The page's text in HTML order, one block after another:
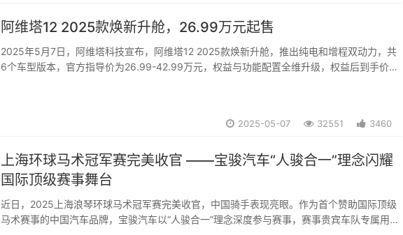
阿维塔12 2025款焕新升舱，26.99万元起售
2025年5月7日，阿维塔科技宣布，阿维塔12 2025款焕新升舱，推出纯电和增程双动力，共
6个车型版本，官方指导价为26.99-42.99万元，权益与功能配置全维升级，权益后到手价为
2025-05-07 32551 3460
上海环球马术冠军赛完美收官 ——宝骏汽车“人骏合一”理念闪耀
国际顶级赛事舞台
近日，2025上海浪琴环球马术冠军赛完美收官，中国骑手表现亮眼。作为首个赞助国际顶级
马术赛事的中国汽车品牌，宝骏汽车以“人骏合一”理念深度参与赛事，赛事贵宾车队专属用车